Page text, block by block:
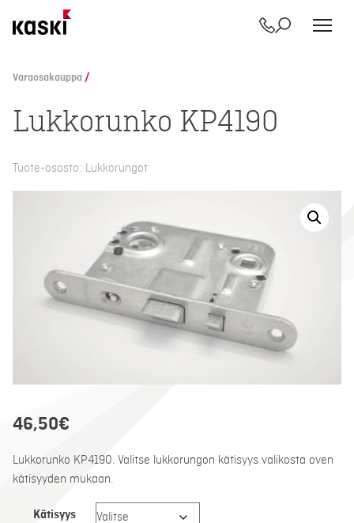
sisältöön
Yhteystiedot
Etsi
Varaosakauppa /
Lukkorunko KP4190
Tuote-osasto: Lukkorungot
46,50€
Lukkorunko KP4190. Valitse lukkorungon kätisyys valikosta oven
kätisyyden mukaan.
Kätisyys